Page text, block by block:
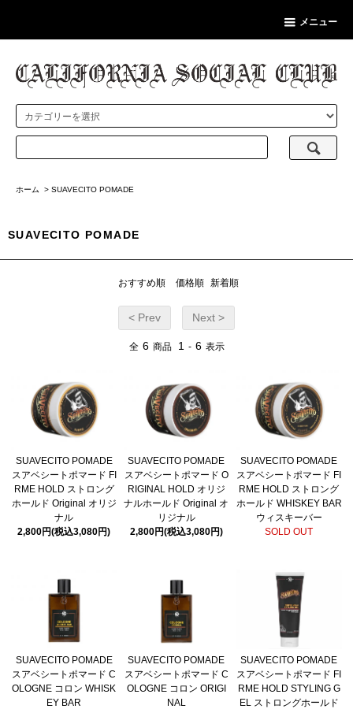
メニュー
ホーム > SUAVECITO POMADE
SUAVECITO POMADE
おすすめ順 価格順 新着順
< Prev Next >
全 6 商品 1 - 6 表示
SUAVECITO POMADE
スアベシートポマード FI
RME HOLD ストロング
ホールド Original オリジ
ナル
2,800円(税込3,080円)
SUAVECITO POMADE
スアベシートポマード O
RIGINAL HOLD オリジ
ナルホールド Original オ
リジナル
2,800円(税込3,080円)
SUAVECITO POMADE
スアベシートポマード FI
RME HOLD ストロング
ホールド WHISKEY BAR
ウィスキーバー
SOLD OUT
SUAVECITO POMADE
スアベシートポマード C
OLOGNE コロン WHISK
EY BAR
SUAVECITO POMADE
スアベシートポマード C
OLOGNE コロン ORIGI
NAL
SUAVECITO POMADE
スアベシートポマード FI
RME HOLD STYLING G
EL ストロングホールド